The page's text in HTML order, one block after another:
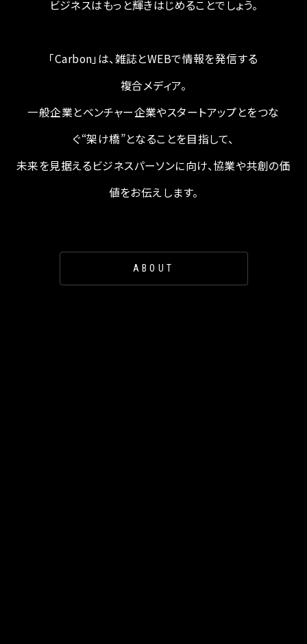
ビジネスはもっと輝きはじめることでしょう。
「Carbon」は、雑誌とWEBで情報を発信する
複合メディア。
一般企業とベンチャー企業やスタートアップとをつな
ぐ“架け橋”となることを目指して、
未来を見据えるビジネスパーソンに向け、協業や共創の価
値をお伝えします。
ABOUT